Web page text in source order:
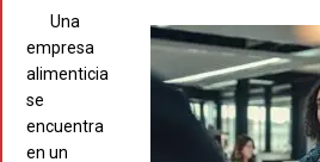
Una
empresa
alimenticia
se
encuentra
en un